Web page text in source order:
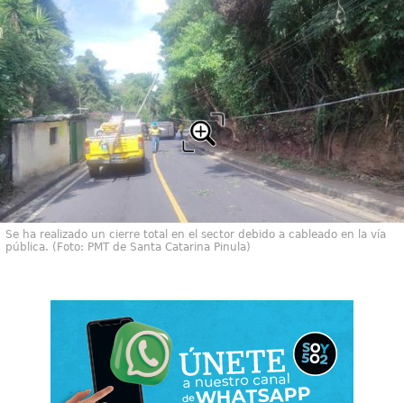
Se ha realizado un cierre total en el sector debido a cableado en la vía
pública. (Foto: PMT de Santa Catarina Pinula)